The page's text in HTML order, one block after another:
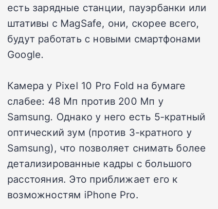
есть зарядные станции, пауэрбанки или
штативы с MagSafe, они, скорее всего,
будут работать с новыми смартфонами
Google.
Камера у Pixel 10 Pro Fold на бумаге
слабее: 48 Мп против 200 Мп у
Samsung. Однако у него есть 5-кратный
оптический зум (против 3-кратного у
Samsung), что позволяет снимать более
детализированные кадры с большого
расстояния. Это приближает его к
возможностям iPhone Pro.